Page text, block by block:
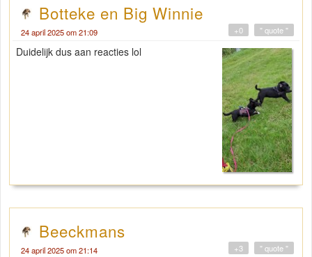
Botteke en Big Winnie
24 april 2025 om 21:09 " quote "
+0
Duidelijk dus aan reacties lol
Beeckmans
24 april 2025 om 21:14 " quote "
+3